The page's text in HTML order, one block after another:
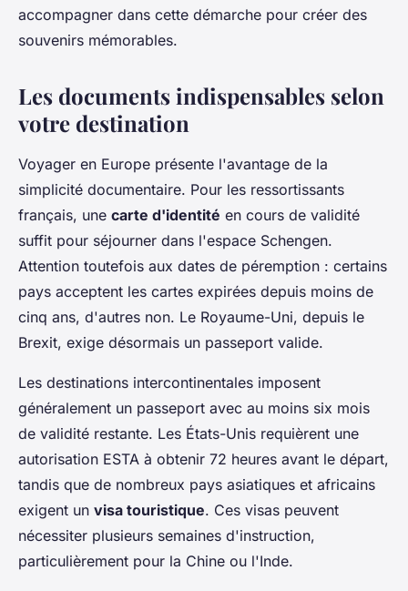
accompagner dans cette démarche pour créer des
souvenirs mémorables.
Les documents indispensables selon
votre destination
Voyager en Europe présente l'avantage de la
simplicité documentaire. Pour les ressortissants
français, une carte d'identité en cours de validité
suffit pour séjourner dans l'espace Schengen.
Attention toutefois aux dates de péremption : certains
pays acceptent les cartes expirées depuis moins de
cinq ans, d'autres non. Le Royaume-Uni, depuis le
Brexit, exige désormais un passeport valide.
Les destinations intercontinentales imposent
généralement un passeport avec au moins six mois
de validité restante. Les États-Unis requièrent une
autorisation ESTA à obtenir 72 heures avant le départ,
tandis que de nombreux pays asiatiques et africains
exigent un visa touristique. Ces visas peuvent
nécessiter plusieurs semaines d'instruction,
particulièrement pour la Chine ou l'Inde.